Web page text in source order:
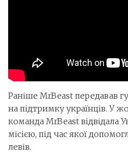
Раніше MrBeast передавав
на підтримку українців. У
команда MrBeast відвідала
місією, під час якої
левів.